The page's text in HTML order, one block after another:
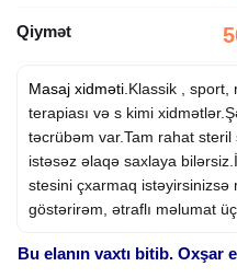
Qiymət
Masaj xidməti.Klassik , sport,
terapiası və s kimi
təcrübəm var.Tam rahat
istəsəz əlaqə saxlaya
stesini çxarmaq
göstərirəm, ətraflı məlumat
Bu elanın vaxtı bitib. Oxşar